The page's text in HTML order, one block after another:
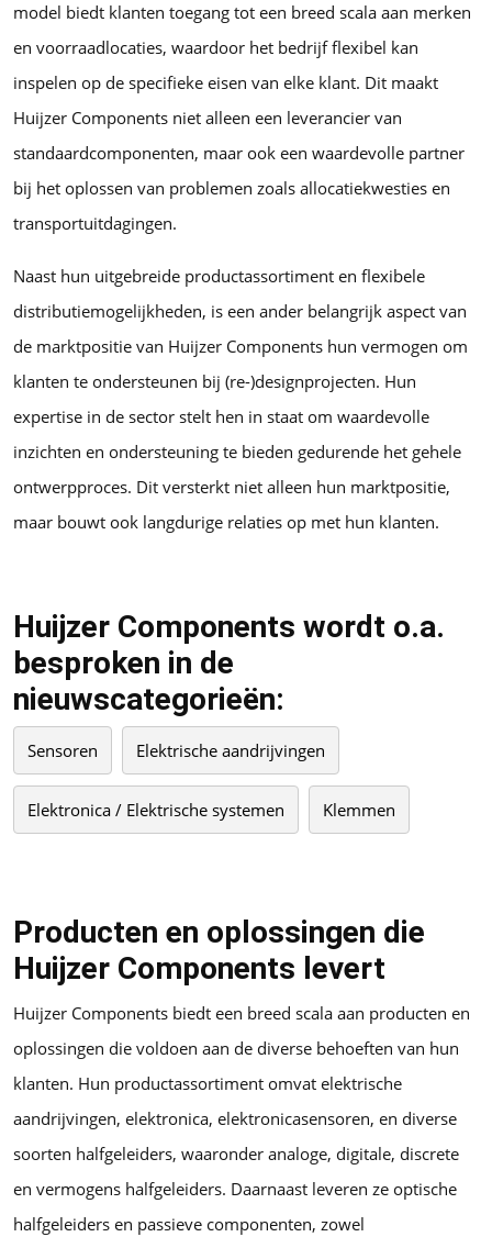
model biedt klanten toegang tot een breed scala aan merken
en voorraadlocaties, waardoor het bedrijf flexibel kan
inspelen op de specifieke eisen van elke klant. Dit maakt
Huijzer Components niet alleen een leverancier van
standaardcomponenten, maar ook een waardevolle partner
bij het oplossen van problemen zoals allocatiekwesties en
transportuitdagingen.
Naast hun uitgebreide productassortiment en flexibele
distributiemogelijkheden, is een ander belangrijk aspect van
de marktpositie van Huijzer Components hun vermogen om
klanten te ondersteunen bij (re-)designprojecten. Hun
expertise in de sector stelt hen in staat om waardevolle
inzichten en ondersteuning te bieden gedurende het gehele
ontwerpproces. Dit versterkt niet alleen hun marktpositie,
maar bouwt ook langdurige relaties op met hun klanten.
Huijzer Components wordt o.a.
besproken in de
nieuwscategorieën:
Sensoren Elektrische aandrijvingen
Elektronica / Elektrische systemen Klemmen
Producten en oplossingen die
Huijzer Components levert
Huijzer Components biedt een breed scala aan producten en
oplossingen die voldoen aan de diverse behoeften van hun
klanten. Hun productassortiment omvat elektrische
aandrijvingen, elektronica, elektronicasensoren, en diverse
soorten halfgeleiders, waaronder analoge, digitale, discrete
en vermogens halfgeleiders. Daarnaast leveren ze optische
halfgeleiders en passieve componenten, zowel